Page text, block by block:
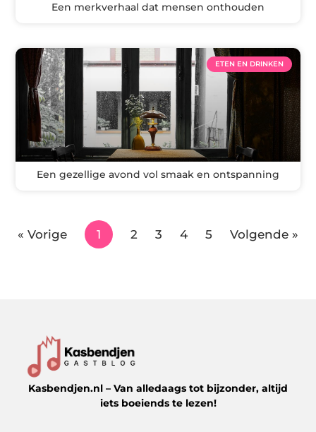
Een merkverhaal dat mensen onthouden
ETEN EN DRINKEN
Een gezellige avond vol smaak en ontspanning
« Vorige 1 2 3 4 5 Volgende »
Kasbendjen.nl – Van alledaags tot bijzonder, altijd
iets boeiends te lezen!